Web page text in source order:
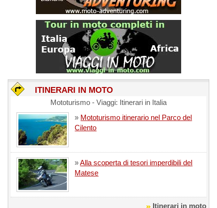
ITINERARI IN MOTO
Mototurismo - Viaggi: Itinerari in Italia
» Mototurismo itinerario nel Parco del
Cilento
»Alla scoperta di tesori imperdibili del
Matese
Itinerari in moto